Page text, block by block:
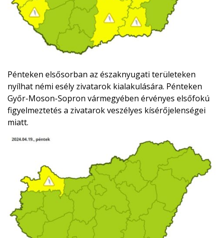
Pénteken elsősorban az északnyugati területeken
nyílhat némi esély zivatarok kialakulására. Pénteken
Győr-Moson-Sopron vármegyében érvényes elsőfokú
figyelmeztetés a zivatarok veszélyes kísérőjelenségei
miatt.